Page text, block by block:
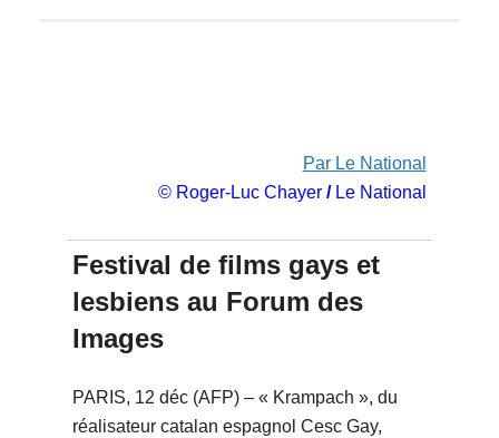
Par Le National
© Roger-Luc Chayer/Le National
Festival de films gays et
lesbiens au Forum des
Images
PARIS, 12 déc (AFP) – « Krampach », du
réalisateur catalan espagnol Cesc Gay,